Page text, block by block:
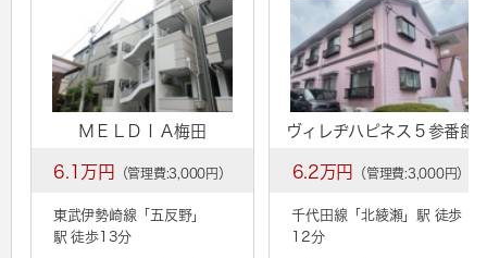
ＭＥＬＤＩＡ梅田
6.1万円 （管理費:3,000円）
東武伊勢崎線「 五反野」
駅 徒歩13分
ヴィレヂハピネス５参番館
6.2万円 （管理費:3,000円）
千代田線「 北綾瀬 」駅 徒歩
12分